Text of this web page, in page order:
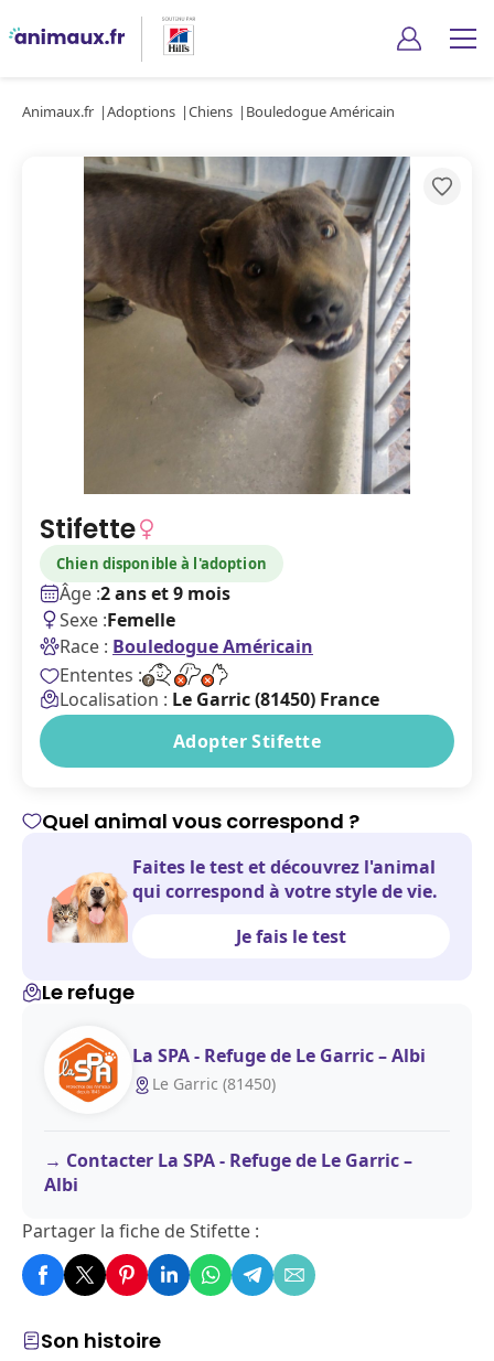
Animaux.fr Adoptions Chiens Bouledogue Américain
Stifette
Chien disponible à l'adoption
Âge :2 ans et 9 mois
Sexe :Femelle
Race : Bouledogue Américain
Ententes :
Localisation : Le Garric (81450) France
Adopter Stifette
Son histoire
Quel animal vous correspond ?
Faites le test et découvrez l'animal
qui correspond à votre style de vie.
Je fais le test
Le refuge
La SPA - Refuge de Le Garric – Albi
Le Garric (81450)
Contacter La SPA - Refuge de Le Garric –
Albi
Partager la fiche de Stifette :